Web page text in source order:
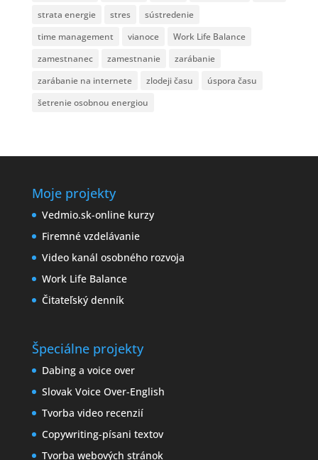
strata energie
stres
sústredenie
time management
vianoce
Work Life Balance
zamestnanec
zamestnanie
zarábanie
zarábanie na internete
zlodeji času
úspora času
šetrenie osobnou energiou
Moje projekty
Vedmio.sk-online kurzy
Firemné vzdelávanie
Video kanál osobného rozvoja
Work Life Balance
Čitateľský denník
Špeciálne projekty
Dabing a voice over
Slovak Voice Over-English
Tvorba video recenzií
Copywriting-písani textov
Tvorba webových stránok